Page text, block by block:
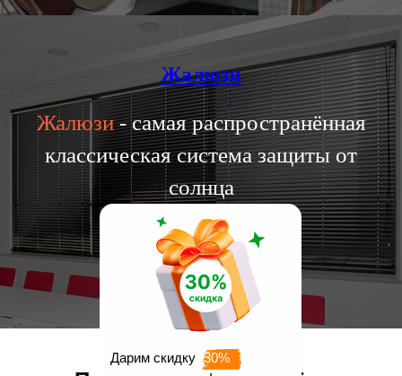
Дарим скидку30%
Жалюзи
Жалюзи- самая распространённая
классическая система защиты от
солнца
Перейти